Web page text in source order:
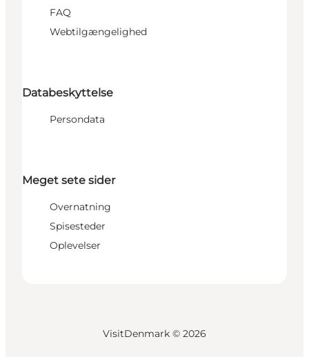
FAQ
Webtilgængelighed
Databeskyttelse
Persondata
Meget sete sider
Overnatning
Spisesteder
Oplevelser
VisitDenmark © 2026